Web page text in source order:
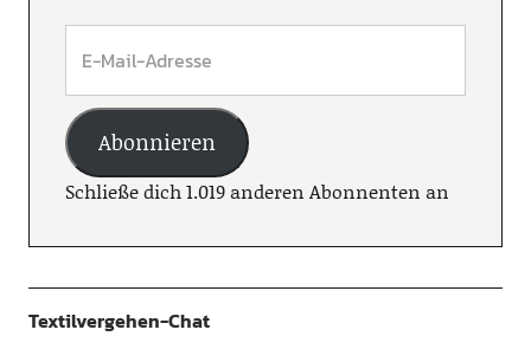
Abonnieren
Schließe dich 1.019 anderen Abonnenten an
Textilvergehen-Chat